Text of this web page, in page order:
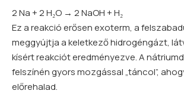
2 Na + 2 H₂O → 2 NaOH + H₂
Ez a reakció erősen exoterm, a
meggyújtja a keletkező hidrogéngázt,
kísért reakciót eredményezve. A
felszínén gyors mozgással „táncol”,
előrehalad.